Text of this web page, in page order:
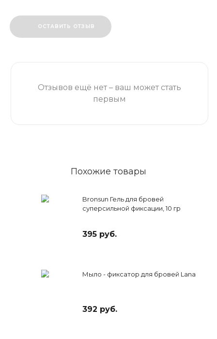
ОСТАВИТЬ ОТЗЫВ
Отзывов ещё нет – ваш может стать
первым
Похожие товары
Bronsun Гель для бровей
суперсильной фиксации, 10 гр
395 руб.
Мыло - фиксатор для бровей Lana
392 руб.